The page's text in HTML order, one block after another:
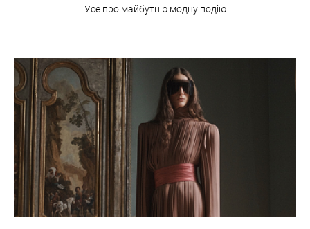
Усе про майбутню модну подію